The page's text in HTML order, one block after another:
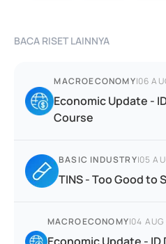
BACA RISET LAINNYA
MACROECONOMY|06
Economic Update -
Course
BASIC INDUSTRY|05
TINS - Too Good to
MACROECONOMY|04